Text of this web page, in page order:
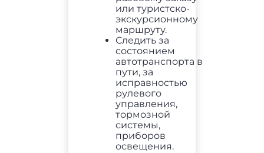
или туристско-
экскурсионному
маршруту.
Следить за
состоянием
автотранспорта в
пути, за
исправностью
рулевого
управления,
тормозной
системы,
приборов
освещения.